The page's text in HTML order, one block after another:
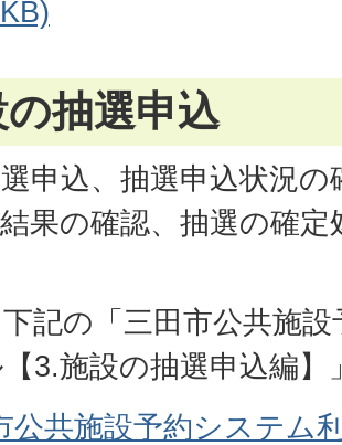
抽選申込
申込、抽選申込状況
果の確認、抽選の確
記の「三田市公共施
3.施設の抽選申込編
公共施設予約システム